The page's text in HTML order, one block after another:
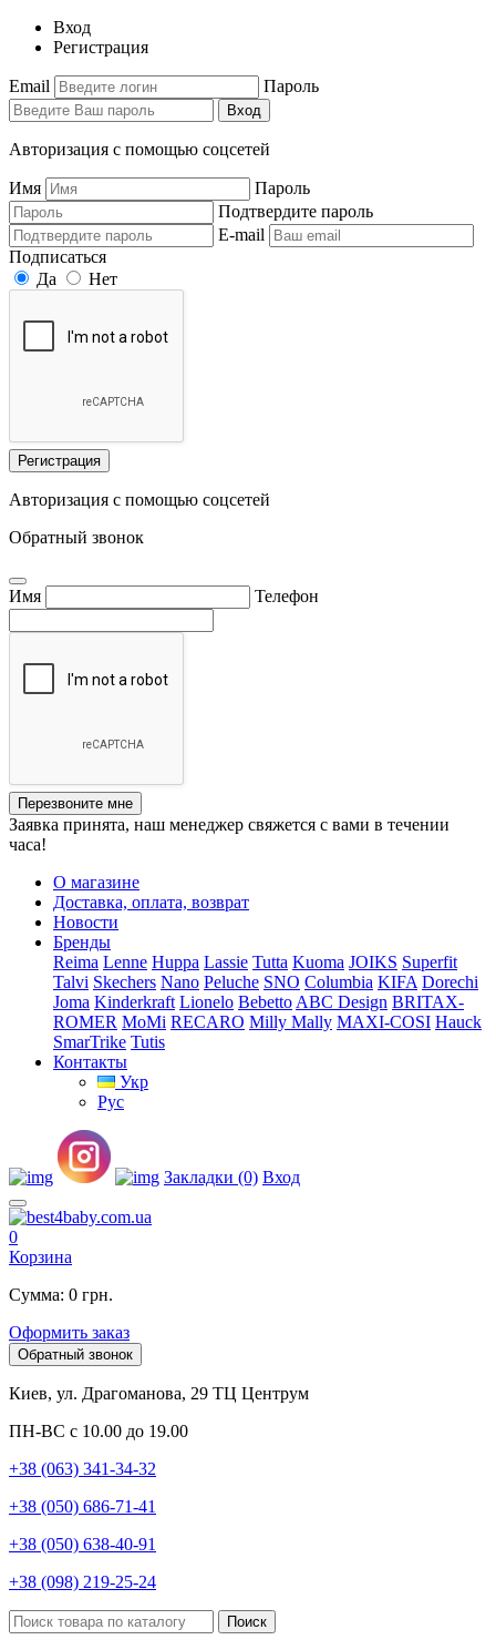
Вход
Регистрация
Email Пароль
Вход
Авторизация с помощью соцсетей
Имя
Пароль
Подтвердите пароль
E-mail
Подписаться
Да
Нет
Регистрация
Авторизация с помощью соцсетей
Обратный звонок
Имя Телефон
Перезвоните мне
Заявка принята, наш менеджер свяжется с вами в течении
часа!
О магазине
Доставка, оплата, возврат
Новости
Бренды
Reima Lenne Huppa Lassie Tutta Kuoma JOIKS Superfit
Talvi Skechers Nano Peluche SNO Columbia KIFA Dorechi
Joma Kinderkraft Lionelo Bebetto ABC Design BRITAX-
ROMER MoMi RECARO Milly Mally MAXI-COSI Hauck
SmarTrike Tutis
Контакты
Укр
Рус
Закладки (0) Вход
0
Корзина
Сумма: 0 грн.
Оформить заказ
Обратный звонок
Киев, ул. Драгоманова, 29 ТЦ Центрум
ПН-ВС с 10.00 до 19.00
+38 (063) 341-34-32
+38 (050) 686-71-41
+38 (050) 638-40-91
+38 (098) 219-25-24
Поиск